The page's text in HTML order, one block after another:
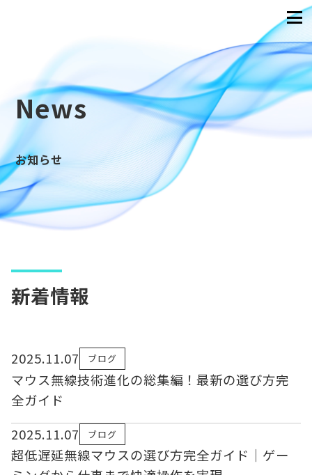
News
お知らせ
新着情報
2025.11.07 ブログ
マウス無線技術進化の総集編！最新の選び方完
全ガイド
2025.11.07
ブログ
超低遅延無線マウスの選び方完全ガイド｜ゲー